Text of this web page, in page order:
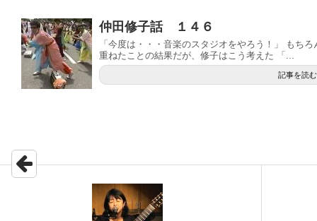
仲田修子話 １４６
「今度は・・・音楽のスタジオをやろう！」 もち
重ねたことの結果だが、修子はこう考えた 「...
記事を読む